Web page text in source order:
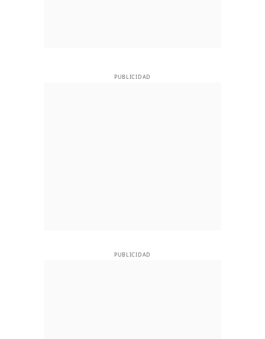
PUBLICIDAD
PUBLICIDAD